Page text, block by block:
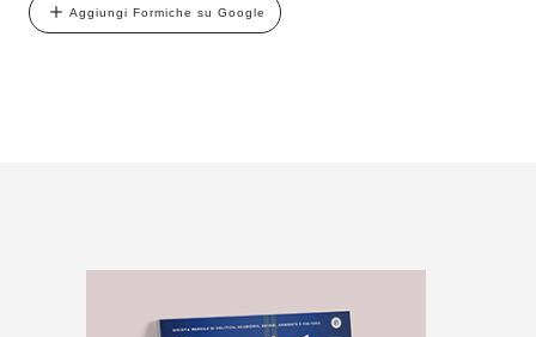
Aggiungi Formiche su Google